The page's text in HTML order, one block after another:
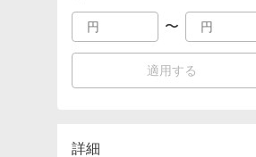
〜
適用する
詳細